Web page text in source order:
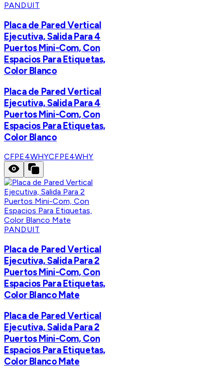
PANDUIT
Placa de Pared Vertical
Ejecutiva, Salida Para 4
Puertos Mini-Com, Con
Espacios Para Etiquetas,
Color Blanco
Placa de Pared Vertical
Ejecutiva, Salida Para 4
Puertos Mini-Com, Con
Espacios Para Etiquetas,
Color Blanco
CFPE4WHYCFPE4WHY
PANDUIT
Placa de Pared Vertical
Ejecutiva, Salida Para 2
Puertos Mini-Com, Con
Espacios Para Etiquetas,
Color Blanco Mate
Placa de Pared Vertical
Ejecutiva, Salida Para 2
Puertos Mini-Com, Con
Espacios Para Etiquetas,
Color Blanco Mate